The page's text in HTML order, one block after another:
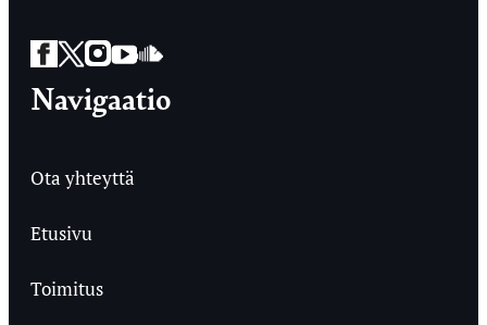
Facebook
Twitter
Instagram
YouTube
SoundCloud
Navigaatio
Ota yhteyttä
Etusivu
Toimitus